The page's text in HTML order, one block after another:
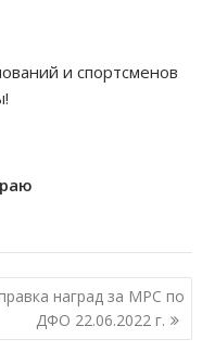
и спортсменов
наград за МРС по
ДФО 22.06.2022 г.